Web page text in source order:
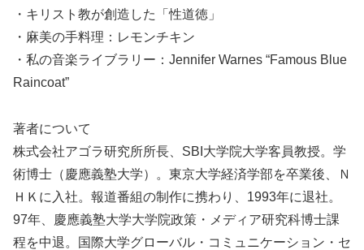
・キリスト教が創造した「性道徳」
・麻美の手料理：レモンチキン
・私の音楽ライブラリー：Jennifer Warnes “Famous Blue
Raincoat”
著者について
株式会社アゴラ研究所所長、SBI大学院大学客員教授。学
術博士（慶應義塾大学）。東京大学経済学部を卒業後、Ｎ
ＨＫに入社。報道番組の制作に携わり、1993年に退社。
97年、慶應義塾大学大学院政策・メディア研究科博士課
程を中退。国際大学グローバル・コミュニケーション・セ